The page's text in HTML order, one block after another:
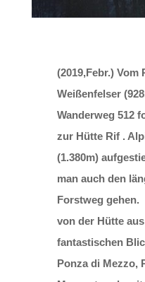
(2019,Febr.) Vom
Weißenfelser
Wanderweg 512
zur Hütte Rif .
(1.380m)
man auch den
Forstweg gehen.
von der Hütte
fantastischen
Ponza di Mezzo,